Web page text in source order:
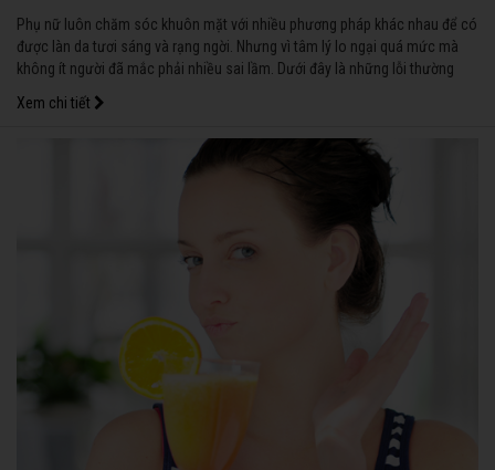
Phụ nữ luôn chăm sóc khuôn mặt với nhiều phương pháp khác nhau để có
được làn da tươi sáng và rạng ngời. Nhưng vì tâm lý lo ngại quá mức mà
không ít người đã mắc phải nhiều sai lầm. Dưới đây là những lỗi thường
Xem chi tiết